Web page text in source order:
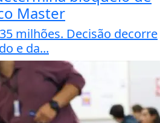
Master
milhões. Decisão decorre
e da...